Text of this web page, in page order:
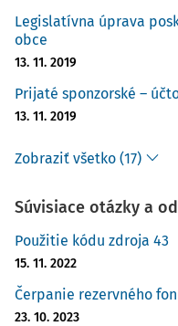
Legislatívna úprava
obce
13. 11. 2019
Prijaté sponzorské –
13. 11. 2019
Zobraziť všetko (17)
Súvisiace otázky a
Použitie kódu zdroja 43
15. 11. 2022
Čerpanie rezervného
23. 10. 2023